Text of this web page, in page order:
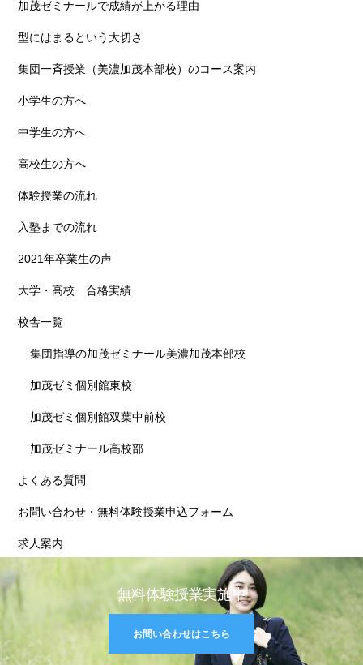
加茂ゼミナールで成績が上がる理由
型にはまるという大切さ
集団一斉授業（美濃加茂本部校）のコース案内
小学生の方へ
中学生の方へ
高校生の方へ
体験授業の流れ
入塾までの流れ
2021年卒業生の声
大学・高校 合格実績
校舎一覧
集団指導の加茂ゼミナール美濃加茂本部校
加茂ゼミ個別館東校
加茂ゼミ個別館双葉中前校
加茂ゼミナール高校部
よくある質問
お問い合わせ・無料体験授業申込フォーム
求人案内
無料体験授業実施中
お問い合わせはこちら